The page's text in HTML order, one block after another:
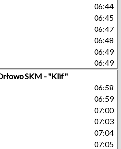
06:44
06:45
06:47
06:48
06:49
06:49
SKM - "Klif"
06:58
06:59
07:00
07:03
07:04
07:05